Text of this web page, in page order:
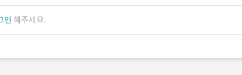
인 해주세요.